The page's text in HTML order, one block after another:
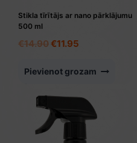
Stikla tīrītājs ar nano pārklājumu
500 ml
€14.90Original
was:
€11.95
is:
Pievienot grozam